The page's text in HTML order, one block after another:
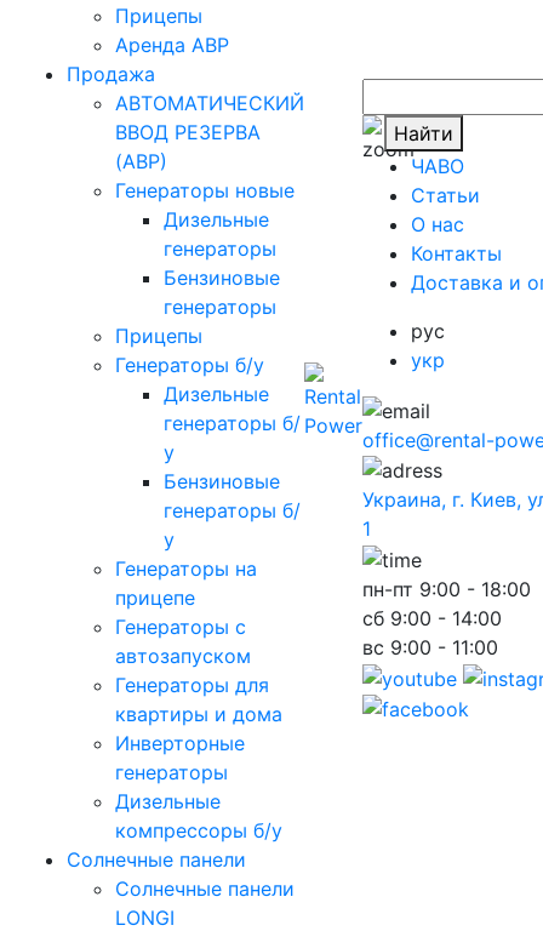
Прицепы
Аренда АВР
Продажа
АВТОМАТИЧЕСКИЙ
ВВОД РЕЗЕРВА
(АВР)
Генераторы новые
Дизельные
генераторы
Бензиновые
генераторы
Прицепы
Генераторы б/у
Дизельные
генераторы б/
у
Бензиновые
генераторы б/
у
Генераторы на
прицепе
Генераторы с
автозапуском
Генераторы для
квартиры и дома
Инверторные
генераторы
Дизельные
компрессоры б/у
Солнечные панели
Солнечные панели
LONGI
Найти
ЧАВО
Cтатьи
O нас
Контакты
Доставка и
рус
укр
office@rental-
Украина, г. Киев,
1
пн-пт 9:00 - 18:00
сб 9:00 - 14:00
вс 9:00 - 11:00